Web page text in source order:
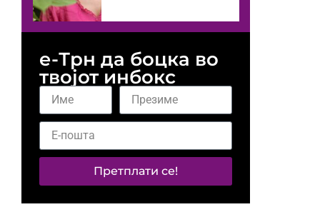
е-Трн да боцка во
твојот инбокс
Претплати се!